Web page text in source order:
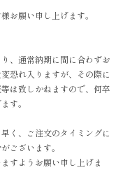
お願い申し上げます。
、通常納期に間に合わずお
恐れ入りますが、その際に
は致しかねますので、何卒
す。
く、ご注文のタイミングに
ございます。
すようお願い申し上げま